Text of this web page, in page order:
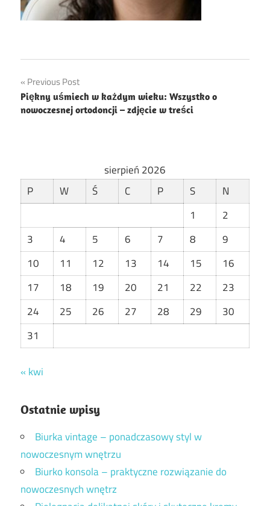
Nawigacja
wpisu
Previous Post
Piękny uśmiech w każdym wieku: Wszystko o
nowoczesnej ortodoncji – zdjęcie w treści
sierpień 2026
P
W Ś C P S
N
1
2
3
4 5 6 7 8
9
10
11 12 13 14 15
16
17
18 19 20 21 22
23
24
25 26 27 28 29
30
31
« kwi
Ostatnie wpisy
Biurka vintage – ponadczasowy styl w
nowoczesnym wnętrzu
Biurko konsola – praktyczne rozwiązanie do
nowoczesnych wnętrz